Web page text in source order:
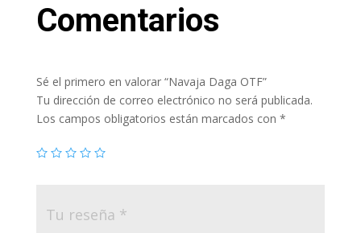
Comentarios
Sé el primero en valorar “Navaja Daga OTF”
Tu dirección de correo electrónico no será publicada.
Los campos obligatorios están marcados con *